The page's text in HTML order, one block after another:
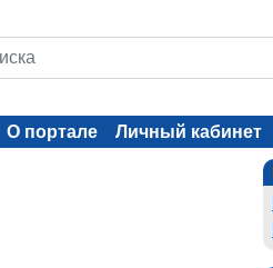
О портале
Личный кабинет